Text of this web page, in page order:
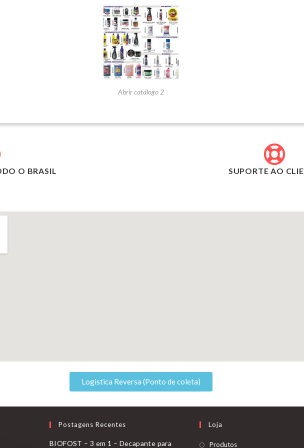
Abrir catálogo 2
O BRASIL SUPORTE AO
Logistica Reversa (Ponto de coleta)
Postagens Recentes
BIOFOST – 3 em 1 – Decapante para
Loja
Produtos